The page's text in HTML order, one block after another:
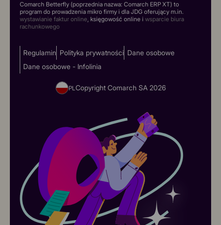
Comarch Betterfly (poprzednia nazwa: Comarch ERP XT) to
program do prowadzenia mikro firmy i dla JDG oferujący m.in.
wystawianie faktur online, księgowość online i wsparcie biura
rachunkowego
Regulamin Polityka prywatności Dane osobowe
Dane osobowe - Infolinia
PL Copyright Comarch SA 2026